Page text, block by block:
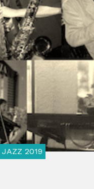
JAZZ 2019